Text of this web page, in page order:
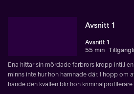
Avsnitt 1
Avsnitt 1
55 min
Ena hittar sin mördade farbrors kropp intill
minns inte hur hon hamnade där. I hopp om
hände den kvällen blir hon kriminalprofilerare.